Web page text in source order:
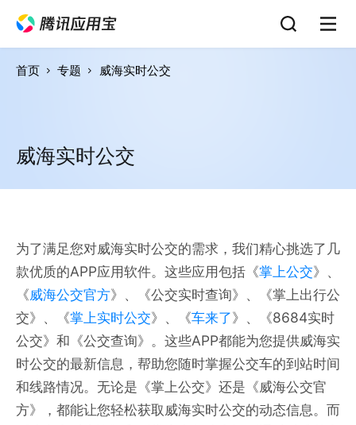
首页 专题 威海实时公交
威海实时公交
为了满足您对威海实时公交的需求，我们精心挑选了几
款优质的APP应用软件。这些应用包括《掌上公交》、
《威海公交官方》、《公交实时查询》、《掌上出行公
交》、《掌上实时公交》、《车来了》、《8684实时
公交》和《公交查询》。这些APP都能为您提供威海实
时公交的最新信息，帮助您随时掌握公交车的到站时间
和线路情况。无论是《掌上公交》还是《威海公交官
方》，都能让您轻松获取威海实时公交的动态信息。而